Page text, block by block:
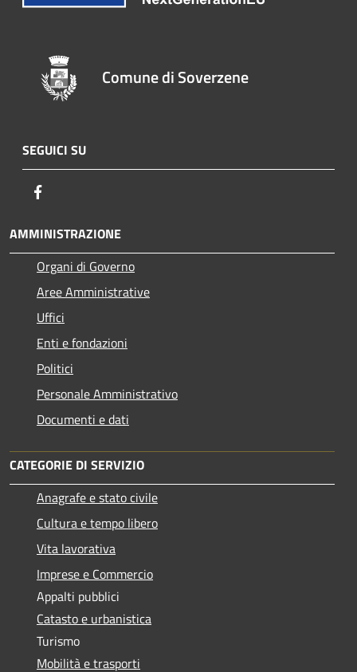
Comune di Soverzene
SEGUICI SU
AMMINISTRAZIONE
Organi di Governo
Aree Amministrative
Uffici
Enti e fondazioni
Politici
Personale Amministrativo
Documenti e dati
CATEGORIE DI SERVIZIO
Anagrafe e stato civile
Cultura e tempo libero
Vita lavorativa
Imprese e Commercio
Appalti pubblici
Catasto e urbanistica
Turismo
Mobilità e trasporti